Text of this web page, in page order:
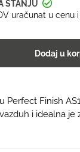
uračunat u cenu
Dodaj u
Perfect Finish
i idealna je